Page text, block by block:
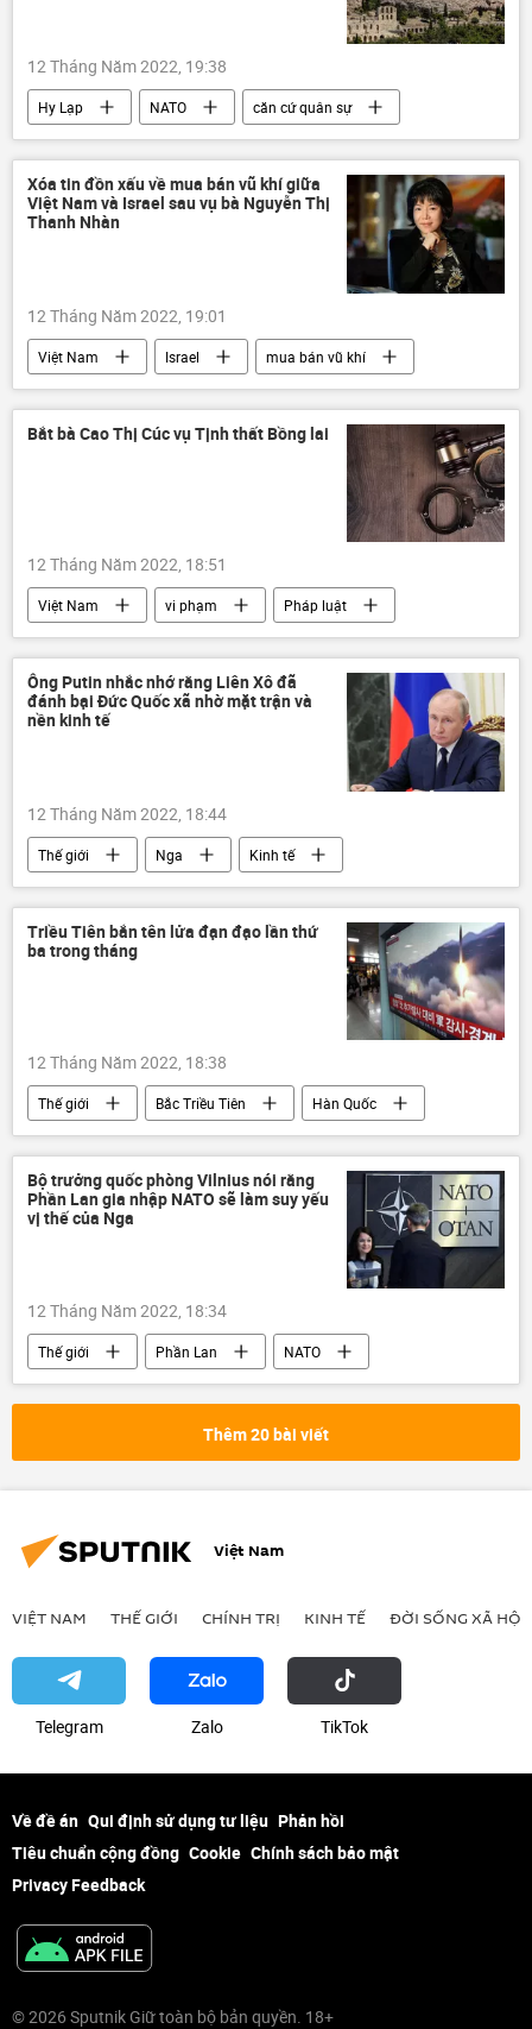
12 Tháng Năm 2022, 19:38
Hy Lạp NATO
căn cứ quân sự
Thế giới
cuộc biểu tình
Đảng Cộng sản
Xóa tin đồn xấu về mua bán vũ khí giữa
Việt Nam và Israel sau vụ bà Nguyễn Thị
Thanh Nhàn
12 Tháng Năm 2022, 19:01
Việt Nam Israel
mua bán vũ khí
hợp tác
quan hệ thương mại
vi phạm
Kinh tế
Bắt bà Cao Thị Cúc vụ Tịnh thất Bồng lai
12 Tháng Năm 2022, 18:51
Việt Nam vi phạm
Pháp luật
công an
bắt giữ
Ông Putin nhắc nhớ rằng Liên Xô đã
đánh bại Đức Quốc xã nhờ mặt trận và
nền kinh tế
12 Tháng Năm 2022, 18:44
Thế giới Nga
Kinh tế
Các biện pháp trừng phạt chống Nga
Vladimir Putin
Cuộc khủng hoảng ở Ukraina
Triều Tiên bắn tên lửa đạn đạo lần thứ
ba trong tháng
12 Tháng Năm 2022, 18:38
Thế giới Bắc Triều Tiên
Hàn Quốc
Nhật Bản
phóng tên lửa đạn đạo
vũ khí hạt nhân
an ninh quốc phòng
Bộ trưởng quốc phòng Vilnius nói rằng
Phần Lan gia nhập NATO sẽ làm suy yếu
vị thế của Nga
12 Tháng Năm 2022, 18:34
Thế giới Phần Lan
NATO
Nga
gia nhập
chuyên gia
Quan điểm-Ý kiến
Thêm 20 bài viết
Việt Nam
VIỆT NAM THẾ GIỚI CHÍNH TRỊ KINH TẾ ĐỜI SỐNG XÃ HỘI
Telegram Zalo ТikТоk
Về đề án Qui định sử dụng tư liệu Phản hồi
Tiêu chuẩn cộng đồng Cookie Chính sách bảo mật
Privacy Feedback
© 2026 Sputnik Giữ toàn bộ bản quyền. 18+